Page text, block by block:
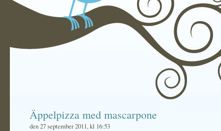
Äppelpizza med mascarpone
den 27 september 2011, kl 16:53